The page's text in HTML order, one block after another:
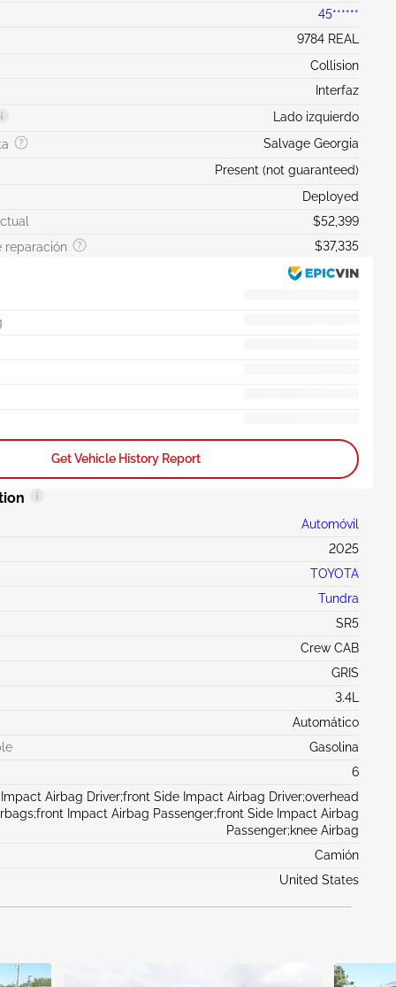
45******
9784 REAL
Collision
Interfaz
Lado izquierdo
Salvage Georgia
Present (not guaranteed)
Deployed
$52,399
reparación
$37,335
Get Vehicle History Report
Automóvil
2025
TOYOTA
Tundra
SR5
Crew CAB
GRIS
3.4L
Automático
Gasolina
6
Impact Airbag Driver;front Side Impact Airbag Driver;overhead
Impact Airbag Passenger;front Side Impact Airbag
Passenger;knee Airbag
Camión
United States